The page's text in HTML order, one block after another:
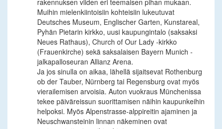
rakennuksen viiden eri teemaisen pihan mukaan.
Muihin mielenkiintoisiin kohteisiin lukeutuvat
Deutsches Museum, Englischer Garten, Kunstareal,
Pyhän Pietarin kirkko, uusi kaupungintalo (saksaksi
Neues Rathaus), Church of Our Lady -kirkko
(Frauenkirche) sekä saksalaisen Bayern Munich -
jalkapalloseuran Allianz Arena.
Ja jos sinulla on aikaa, lähellä sijaitsevat Rothenburg
ob der Tauber, Nürnberg tai Regensburg ovat myös
vierailemisen arvoisia. Auton vuokraus Münchenissa
tekee päiväreissun suorittamisen näihin kaupunkeihin
helpoksi. Myös Alpenstrasse-alppireitin ajaminen ja
Neuschwansteinin linnan näkeminen ovat